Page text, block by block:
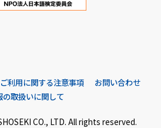
ご利用に関する注意事項
お問い合わせ
の取扱いに関して
CO., LTD. All rights reserved.